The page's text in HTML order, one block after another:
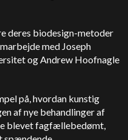
deres biodesign-metoder
med Joseph
og Andrew Hoofnagle
på, hvordan kunstig
af nye behandlinger af
blevet fagfællebedømt,